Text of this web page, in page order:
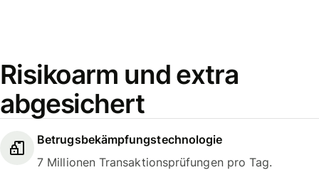
Risikoarm und extra
abgesichert
Betrugsbekämpfungstechnologie
7 Millionen Transaktionsprüfungen pro Tag.